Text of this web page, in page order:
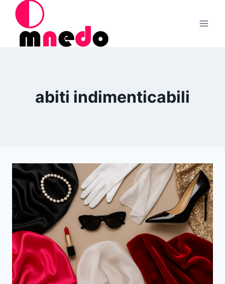
Salta
contenuto
abiti indimenticabili